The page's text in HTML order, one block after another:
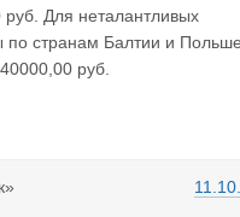
руб. Для неталантливых
по странам Балтии и
руб.